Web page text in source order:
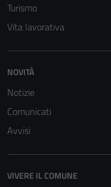
Turismo
Vita lavorativa
NOVITÀ
Notizie
Comunicati
Avvisi
VIVERE IL COMUNE